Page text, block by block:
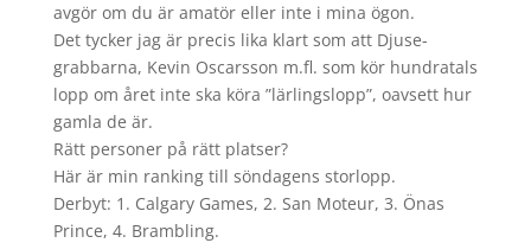
avgör om du är amatör eller inte i mina ögon.
Det tycker jag är precis lika klart som att Djuse-
grabbarna, Kevin Oscarsson m.fl. som kör hundratals
lopp om året inte ska köra ”lärlingslopp”, oavsett hur
gamla de är.
Rätt personer på rätt platser?
Här är min ranking till söndagens storlopp.
Derbyt: 1. Calgary Games, 2. San Moteur, 3. Önas
Prince, 4. Brambling.